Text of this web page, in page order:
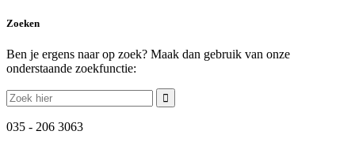
Zoeken
Ben je ergens naar op zoek? Maak dan gebruik van onze
onderstaande zoekfunctie:
Zoek
naar:
035 - 206 3063